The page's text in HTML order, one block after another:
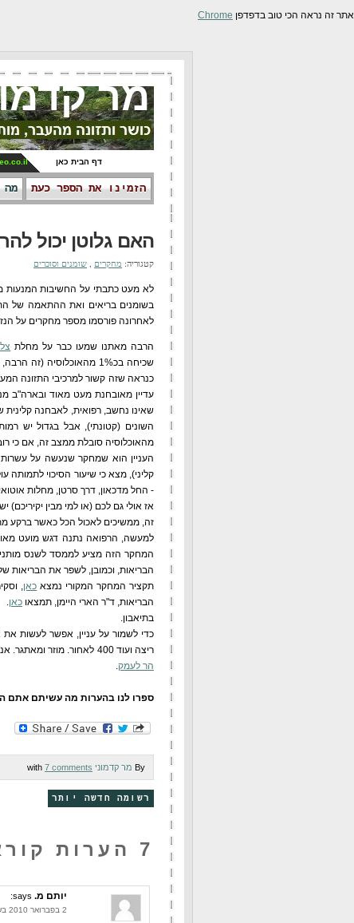
אתר זה נראה הכי טוב בדפדפן Chrome
מר
דף הבית כאן
הזמינו את הספר כעת מה
האם גלוטן יכול
קטגוריה: מחקרים , שומנים וסוכרים
לא מעט כתבתי על החשיבות המנעות
בשומנים בריאים ואת ההתאמה של
לאחרונה פורסמו מספר מחקרים על
הרבה מאתנו שמעו כבר על מחלת
כנראה שזה קשור למרכיבי התזונה
שאינו נחשב, רפואית, לאבחנה קלינית
מהאוכלוסיה סובלת ממצב זה, אם כי
העניין הוא שמחקר שנעשה על עשרות
- החל מדכאון, דרך סרטן, מחלות
אז אולי גם לכם (או למי מבין יקיריכם)
זה, ממשיכים לאכול הכל כאשר ברקע
למעשה, הרפואה נתנה דגש מועט מאוד,
המחקר הזה מציע לממסד לשנס
הבריאות, וכמובן, לשפר את הבריאות
תקציר המחקר המקורי נמצא כאן,
הבריאות, ד"ר הארי היימן, תמצאו כאן.
בתיאבון.
כדי לשמור על עניין, אפשר לעשות את
ריצה ועוד 400 לאחור. מוזר ומאתגר. אני עצמי רצתי אמש 5 ק"מ, כחלק מהמאמץ להכשיר את הרגליים היחפות שלי ל
הר לעמק.
ספרו לנו בהערות מה עשיתם אתם
By מר קדמוני 7 comments
רשומה חדשה יותר
7 הערות קוראים:
יותם מ. says:
2 בפברואר 2010 בשעה 18:33